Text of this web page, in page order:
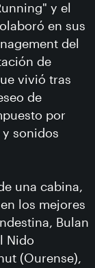
y el
en sus
del
de
vivió tras
de
por
sonidos
una cabina,
los mejores
Bulan
Nido
(Ourense),